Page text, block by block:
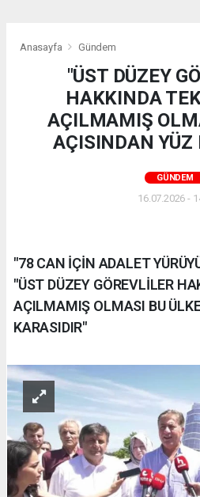
Anasayfa Gündem
"ÜST DÜZEY
HAKKINDA
AÇILMAMIŞ
AÇISINDAN YÜZ
GÜNDEM
16.07.2026 -
"78 CAN İÇİN ADALET
"ÜST DÜZEY GÖREVLİLER
AÇILMAMIŞ OLMASI BU
KARASIDIR"